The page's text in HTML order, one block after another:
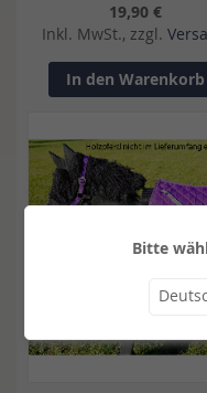
Bitte
Land
19,90 €
Inkl. MwSt., zzgl.
In den Warenkorb